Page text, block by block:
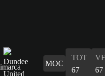
MOC
TOT
67
67